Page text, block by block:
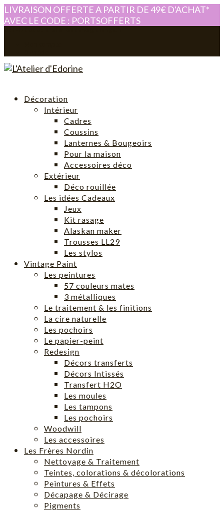
LIVRAISON OFFERTE A PARTIR DE 49€ D'ACHAT*
AVEC LE CODE : PORTSOFFERTS
Décoration
Intérieur
Cadres
Coussins
Lanternes & Bougeoirs
Pour la maison
Accessoires déco
Extérieur
Déco rouillée
Les idées Cadeaux
Jeux
Kit rasage
Alaskan maker
Trousses LL29
Les stylos
Vintage Paint
Les peintures
57 couleurs mates
3 métalliques
Le traitement & les finitions
La cire naturelle
Les pochoirs
Le papier-peint
Redesign
Décors transferts
Décors Intissés
Transfert H2O
Les moules
Les tampons
Les pochoirs
Woodwill
Les accessoires
Les Frères Nordin
Nettoyage & Traitement
Teintes, colorations & décolorations
Peintures & Effets
Décapage & Décirage
Pigments